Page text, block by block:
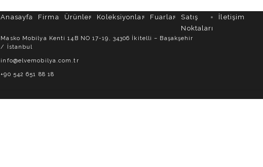
Anasayfa Firma Ürünler Koleksiyonlar Fuarlar
Satış
Noktaları
İletişim
Masko Mobilya Kenti 14B NO 17-19, 34306 İkitelli – Başakşehir
/ İstanbul
info@elvemobilya.com.tr
+90 542 651 88 18